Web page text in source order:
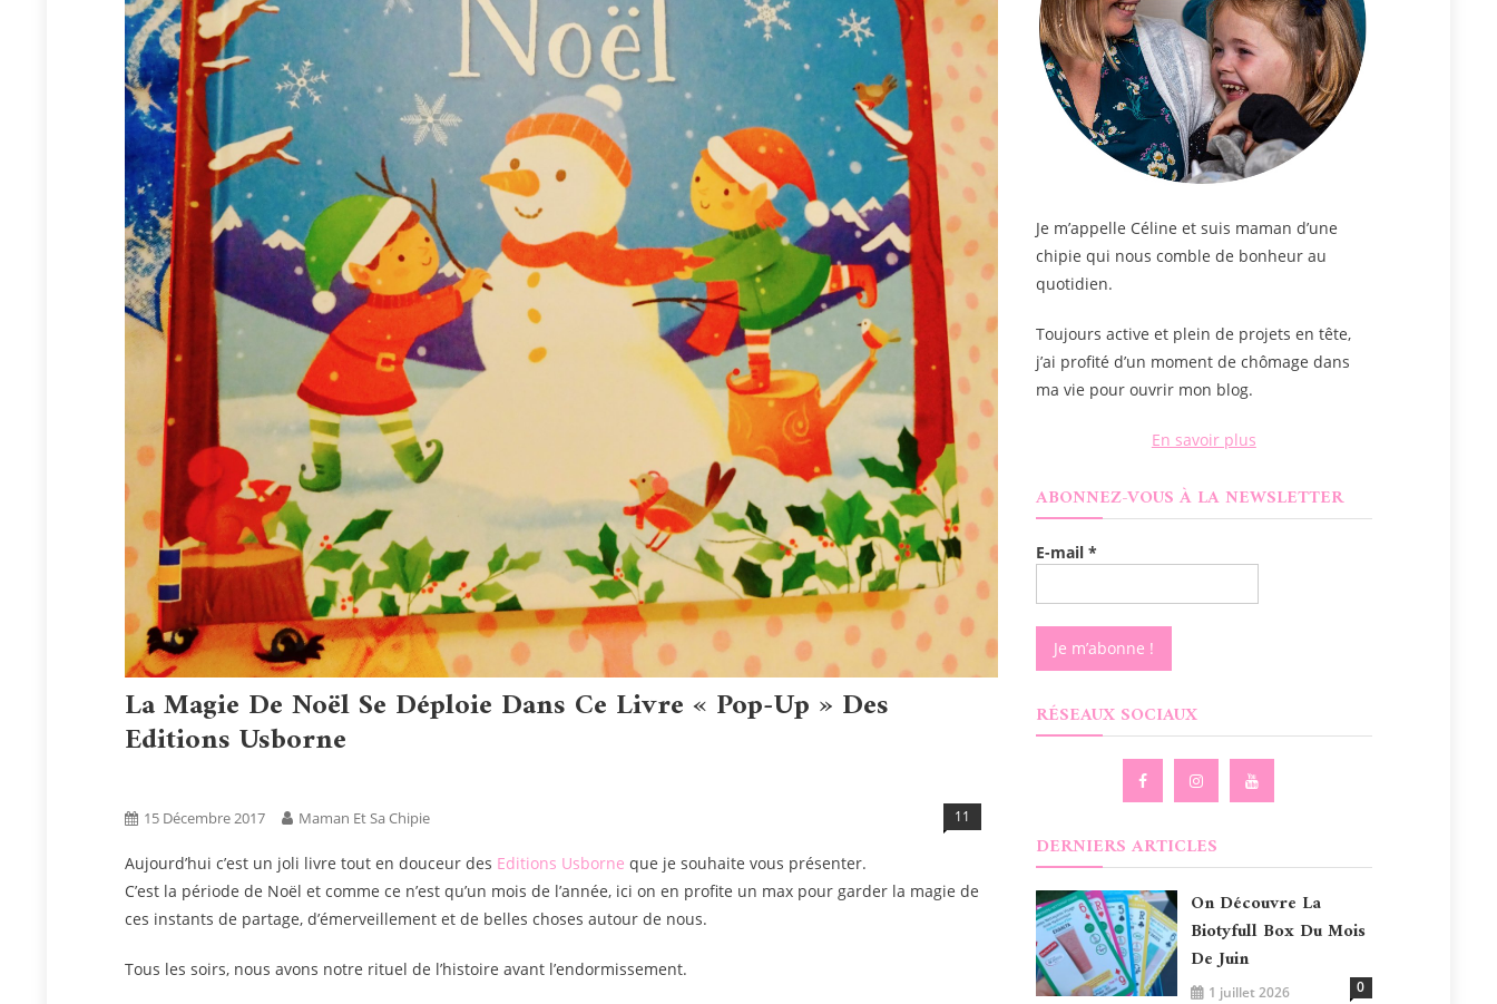
La Magie De Noël Se Déploie Dans Ce Livre « Pop-Up » Des
Editions Usborne
15 Décembre 2017 Maman Et Sa Chipie 11
Aujourd’hui c’est un joli livre tout en douceur des Editions Usborne que je souhaite vous présenter.
C’est la période de Noël et comme ce n’est qu’un mois de l’année, ici on en profite un max pour garder la magie de
ces instants de partage, d’émerveillement et de belles choses autour de nous.
Tous les soirs, nous avons notre rituel de l’histoire avant l’endormissement.
Je m’appelle Céline et suis maman d’une
chipie qui nous comble de bonheur au
quotidien.
Toujours active et plein de projets en tête,
j’ai profité d’un moment de chômage dans
ma vie pour ouvrir mon blog.
En savoir plus
ABONNEZ-VOUS À LA NEWSLETTER
E-mail *
RÉSEAUX SOCIAUX
DERNIERS ARTICLES
On Découvre La
Biotyfull Box Du Mois
De Juin
1 juillet 2026 0